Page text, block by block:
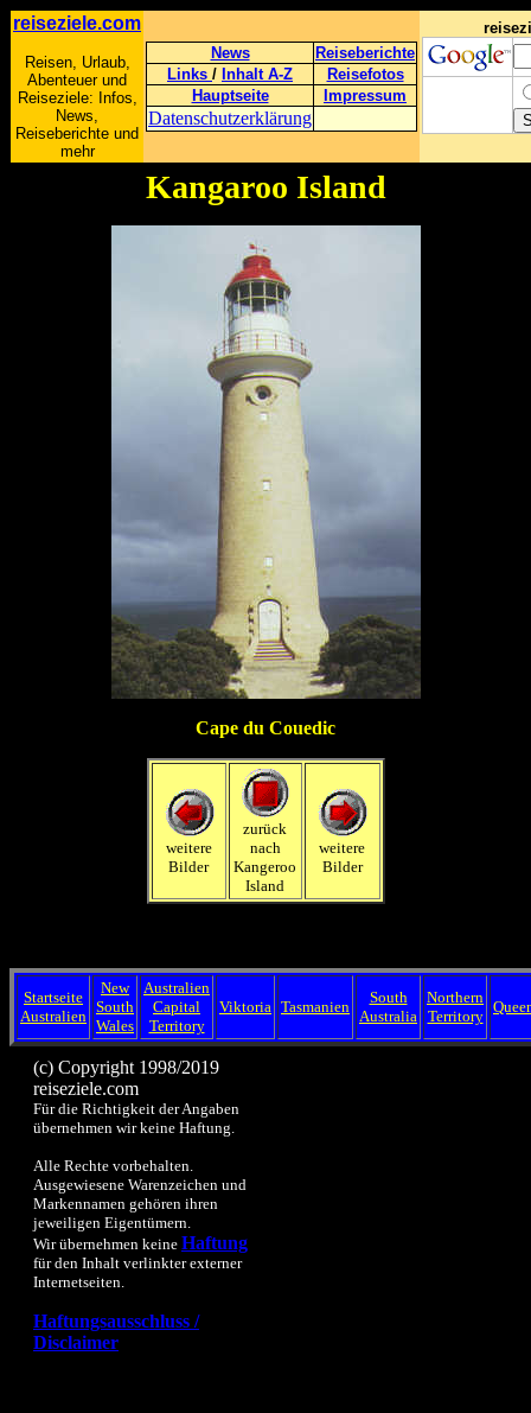
reiseziele.com
Reisen, Urlaub,
Abenteuer und
Reiseziele: Infos,
News,
Reiseberichte und
mehr
News
Reiseberichte
Links / Inhalt A-Z
Reisefotos
Hauptseite
Impressum
Datenschutzerklärung
Kangaroo Island
Cape du Couedic
weitere
Bilder
zurück
nach
Kangeroo
Island
weitere
Bilder
Startseite
Australien
New
South
Wales
Australien
Capital
Territory
Viktoria Tasmanien
South
Australia
Northern
Territory
(c) Copyright 1998/2019
reiseziele.com
Für die Richtigkeit der Angaben
übernehmen wir keine Haftung.
Alle Rechte vorbehalten.
Ausgewiesene Warenzeichen und
Markennamen gehören ihren
jeweiligen Eigentümern.
Wir übernehmen keine Haftung
für den Inhalt verlinkter externer
Internetseiten.
Haftungsausschluss /
Disclaimer